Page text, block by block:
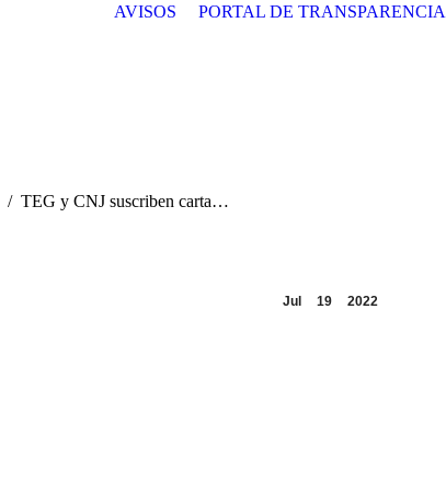
AVISOS PORTAL DE TRANSPARENCIA
TEG y CNJ suscriben carta…
Jul 19 2022